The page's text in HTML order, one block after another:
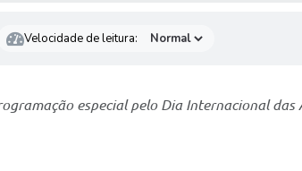
Velocidade de leitura:
especial pelo Dia Internacional